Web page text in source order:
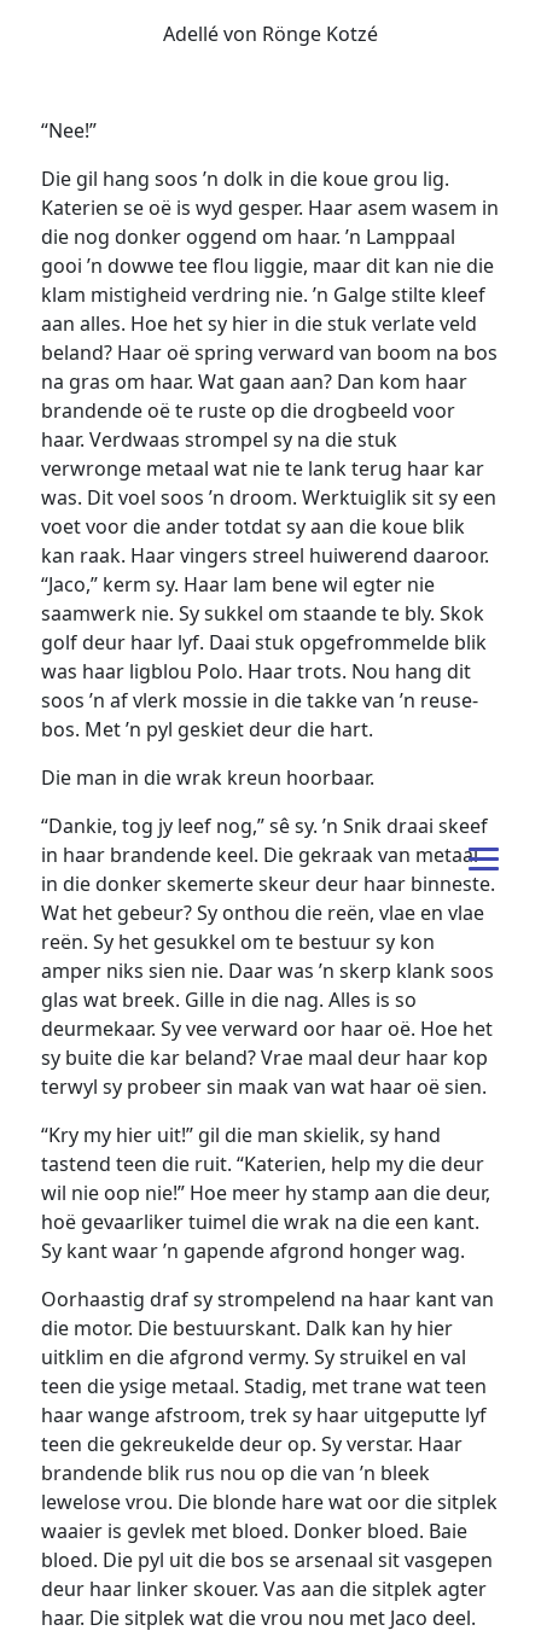
Adellé von Rönge Kotzé
“Nee!”
Die gil hang soos ’n dolk in die koue grou lig.
Katerien se oë is wyd gesper. Haar asem wasem in
die nog donker oggend om haar. ’n Lamppaal
gooi ’n dowwe tee flou liggie, maar dit kan nie die
klam mistigheid verdring nie. ’n Galge stilte kleef
aan alles. Hoe het sy hier in die stuk verlate veld
beland? Haar oë spring verward van boom na bos
na gras om haar. Wat gaan aan? Dan kom haar
brandende oë te ruste op die drogbeeld voor
haar. Verdwaas strompel sy na die stuk
verwronge metaal wat nie te lank terug haar kar
was. Dit voel soos ’n droom. Werktuiglik sit sy een
voet voor die ander totdat sy aan die koue blik
kan raak. Haar vingers streel huiwerend daaroor.
“Jaco,” kerm sy. Haar lam bene wil egter nie
saamwerk nie. Sy sukkel om staande te bly. Skok
golf deur haar lyf. Daai stuk opgefrommelde blik
was haar ligblou Polo. Haar trots. Nou hang dit
soos ’n af vlerk mossie in die takke van ’n reuse-
bos. Met ’n pyl geskiet deur die hart.
Die man in die wrak kreun hoorbaar.
“Dankie, tog jy leef nog,” sê sy. ’n Snik draai skeef
in haar brandende keel. Die gekraak van metaal
in die donker skemerte skeur deur haar binneste.
Wat het gebeur? Sy onthou die reën, vlae en vlae
reën. Sy het gesukkel om te bestuur sy kon
amper niks sien nie. Daar was ’n skerp klank soos
glas wat breek. Gille in die nag. Alles is so
deurmekaar. Sy vee verward oor haar oë. Hoe het
sy buite die kar beland? Vrae maal deur haar kop
terwyl sy probeer sin maak van wat haar oë sien.
“Kry my hier uit!” gil die man skielik, sy hand
tastend teen die ruit. “Katerien, help my die deur
wil nie oop nie!” Hoe meer hy stamp aan die deur,
hoë gevaarliker tuimel die wrak na die een kant.
Sy kant waar ’n gapende afgrond honger wag.
Oorhaastig draf sy strompelend na haar kant van
die motor. Die bestuurskant. Dalk kan hy hier
uitklim en die afgrond vermy. Sy struikel en val
teen die ysige metaal. Stadig, met trane wat teen
haar wange afstroom, trek sy haar uitgeputte lyf
teen die gekreukelde deur op. Sy verstar. Haar
brandende blik rus nou op die van ’n bleek
lewelose vrou. Die blonde hare wat oor die sitplek
waaier is gevlek met bloed. Donker bloed. Baie
bloed. Die pyl uit die bos se arsenaal sit vasgepen
deur haar linker skouer. Vas aan die sitplek agter
haar. Die sitplek wat die vrou nou met Jaco deel.